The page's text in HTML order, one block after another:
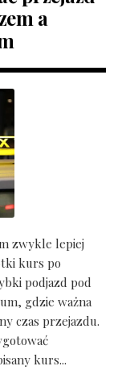
a
zwykle lepiej
kurs po
podjazd pod
gdzie ważna
czas przejazdu.
kurs...